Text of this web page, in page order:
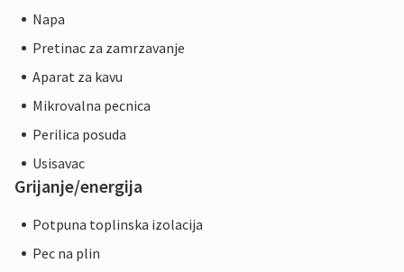
Napa
Pretinac za zamrzavanje
Aparat za kavu
Mikrovalna pecnica
Perilica posuda
Usisavac
Grijanje/energija
Potpuna toplinska izolacija
Pec na plin